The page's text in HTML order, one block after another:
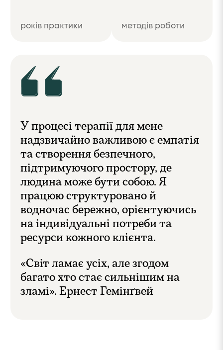
років практики методів роботи
У процесі терапії для мене
надзвичайно важливою є емпатія
та створення безпечного,
підтримуючого простору, де
людина може бути собою. Я
працюю структуровано й
водночас бережно, орієнтуючись
на індивідуальні потреби та
ресурси кожного клієнта.
«Світ ламає усіх, але згодом
багато хто стає сильнішим на
зламі». Ернест Гемінґвей